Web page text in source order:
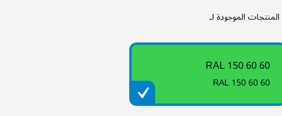
المنتجات الموجودة لـ
RAL 150 60 60
RAL 150 60 60